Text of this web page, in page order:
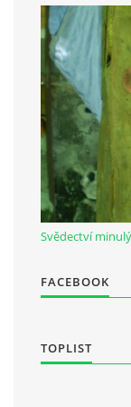
Občanská
Svědectví
FACEBOOK
TOPLIST